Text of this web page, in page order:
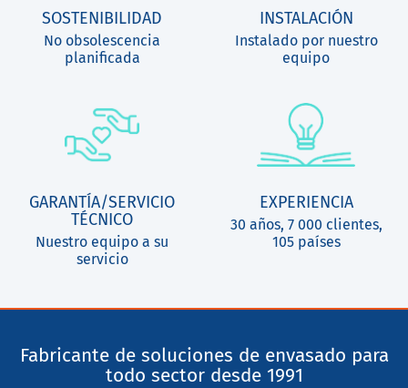
SOSTENIBILIDAD
No obsolescencia
planificada
INSTALACIÓN
Instalado por nuestro
equipo
GARANTÍA/SERVICIO
TÉCNICO
Nuestro equipo a su
servicio
EXPERIENCIA
30 años, 7 000 clientes,
105 países
Fabricante de soluciones de envasado para
todo sector desde 1991